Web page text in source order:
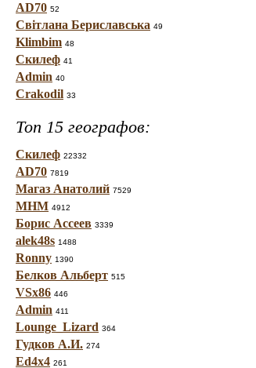
AD70 52
Світлана Бериславська 49
Klimbim 48
Скилеф 41
Admin 40
Crakodil 33
Топ 15 географов:
Скилеф 22332
AD70 7819
Магаз Анатолий 7529
МНМ 4912
Борис Ассеев 3339
alek48s 1488
Ronny 1390
Белков Альберт 515
VSx86 446
Admin 411
Lounge_Lizard 364
Гудков А.И. 274
Ed4x4 261